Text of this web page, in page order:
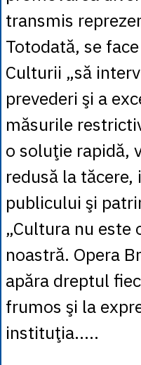
transmis
Totodată, se
Culturii „să
prevederi şi a
măsurile
o soluţie rapidă,
redusă la
publicului şi
„Cultura nu
noastră. Opera
apăra dreptul
frumos şi la
instituţia.....